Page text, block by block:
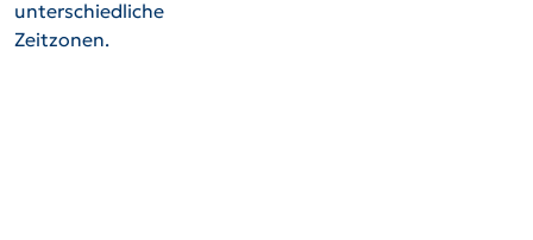
unterschiedliche
Zeitzonen.